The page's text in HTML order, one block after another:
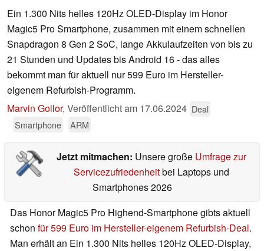
Ein 1.300 Nits helles 120Hz OLED-Display im Honor
Magic5 Pro Smartphone, zusammen mit einem schnellen
Snapdragon 8 Gen 2 SoC, lange Akkulaufzeiten von bis zu
21 Stunden und Updates bis Android 16 - das alles
bekommt man für aktuell nur 599 Euro im Hersteller-
eigenem Refurbish-Programm.
Marvin Gollor, Veröffentlicht am 17.06.2024 Deal
Smartphone
ARM
Jetzt mitmachen: Unsere große Umfrage zur
Servicezufriedenheitbei Laptops und
Smartphones 2026
Das Honor Magic5 Pro Highend-Smartphone gibts aktuell
schon für 599 Euro im Hersteller-eigenem Refurbish-Deal.
Man erhält an Ein 1.300 Nits helles 120Hz OLED-Display,